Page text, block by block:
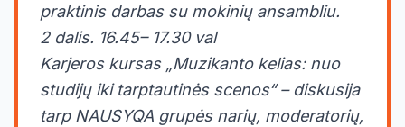
praktinis darbas su mokinių ansambliu.
2 dalis. 16.45– 17.30 val
Karjeros kursas „Muzikanto kelias: nuo
studijų iki tarptautinės scenos“ – diskusija
tarp NAUSYQA grupės narių, moderatorių,